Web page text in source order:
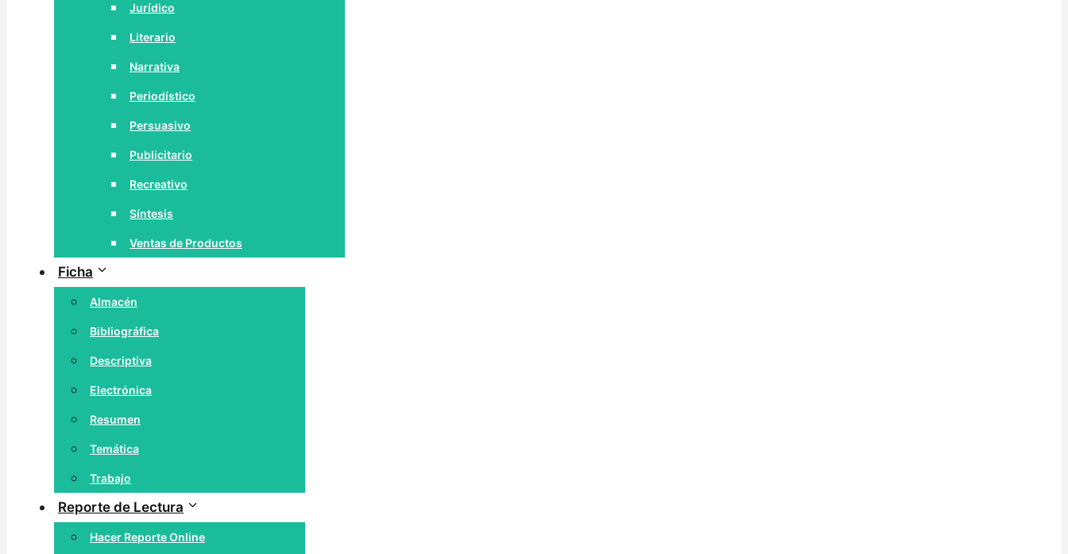
Jurídico
Literario
Narrativa
Periodístico
Persuasivo
Publicitario
Recreativo
Síntesis
Ventas de Productos
Ficha
Almacén
Bibliográfica
Descriptiva
Electrónica
Resumen
Temática
Trabajo
Reporte de Lectura
Hacer Reporte Online